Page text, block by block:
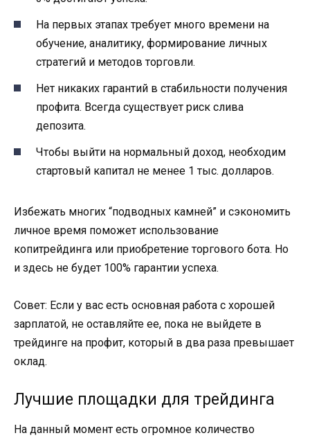
На первых этапах требует много времени на
обучение, аналитику, формирование личных
стратегий и методов торговли.
Нет никаких гарантий в стабильности получения
профита. Всегда существует риск слива
депозита.
Чтобы выйти на нормальный доход, необходим
стартовый капитал не менее 1 тыс. долларов.
Избежать многих “подводных камней” и сэкономить
личное время поможет использование
копитрейдинга или приобретение торгового бота. Но
и здесь не будет 100% гарантии успеха.
Совет: Если у вас есть основная работа с хорошей
зарплатой, не оставляйте ее, пока не выйдете в
трейдинге на профит, который в два раза превышает
оклад.
Лучшие площадки для трейдинга
На данный момент есть огромное количество